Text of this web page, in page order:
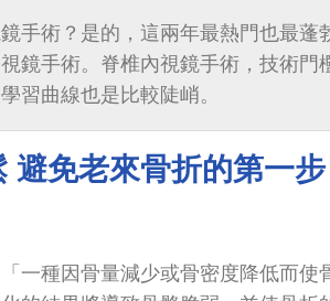
手術？是的，這兩年最熱門也最蓬
鏡手術。脊椎內視鏡手術，技術門
習曲線也是比較陡峭。
避免老來骨折的第一步
一種因骨量減少或骨密度降低而使